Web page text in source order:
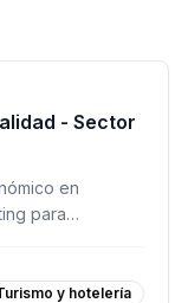
- Sector
en
para
y hotelería